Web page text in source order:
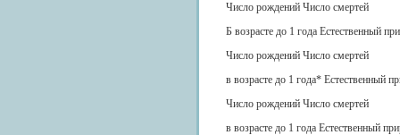
Число рождений Число смертей
Б возрасте до 1 года Естественный
Число рождений Число смертей
в возрасте до 1 года* Естественный
Число рождений Число смертей
в возрасте до 1 года Естественный